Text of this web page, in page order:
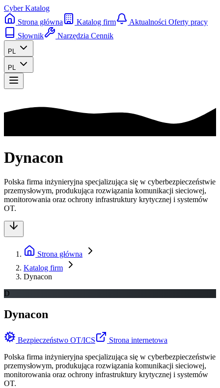
Cyber Katalog
Strona główna
Katalog firm Aktualności Oferty pracy
Słownik
Narzędzia Cennik
PL
PL
Dynacon
Polska firma inżynieryjna specjalizująca się w cyberbezpieczeństwie
przemysłowym, produkująca rozwiązania komunikacji sieciowej,
monitorowania oraz ochrony infrastruktury krytycznej i systemów
OT.
Strona główna
Katalog firm
Dynacon
D
Dynacon
Bezpieczeństwo OT/ICS
Strona internetowa
Polska firma inżynieryjna specjalizująca się w cyberbezpieczeństwie
przemysłowym, produkująca rozwiązania komunikacji sieciowej,
monitorowania oraz ochrony infrastruktury krytycznej i systemów
OT.